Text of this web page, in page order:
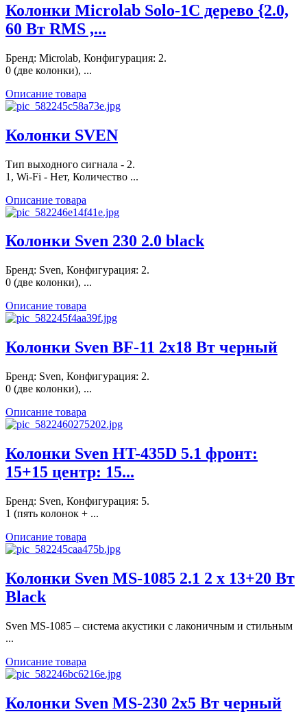
Колонки Microlab Solo-1С дерево {2.0,
60 Вт RMS ,...
Бренд: Microlab, Конфигурация: 2.
0 (две колонки), ...
Описание товара
Колонки SVEN
Тип выходного сигнала - 2.
1, Wi-Fi - Нет, Количество ...
Описание товара
Колонки Sven 230 2.0 black
Бренд: Sven, Конфигурация: 2.
0 (две колонки), ...
Описание товара
Колонки Sven BF-11 2x18 Вт черный
Бренд: Sven, Конфигурация: 2.
0 (две колонки), ...
Описание товара
Колонки Sven HT-435D 5.1 фронт:
15+15 центр: 15...
Бренд: Sven, Конфигурация: 5.
1 (пять колонок + ...
Описание товара
Колонки Sven MS-1085 2.1 2 х 13+20 Вт
Black
Sven MS-1085 – система акустики с лаконичным и стильным
...
Описание товара
Колонки Sven MS-230 2x5 Вт черный